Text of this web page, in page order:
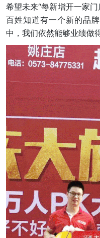
希望未来“每新增开一家
百姓知道有一个新的品
中，我们依然能够业绩做